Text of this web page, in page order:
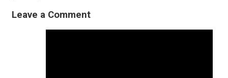
Leave a Comment